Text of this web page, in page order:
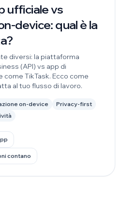
ufficiale vs
device: qual è la
diversi: la piattaforma
(API) vs app di
come TikTask. Ecco come
al tuo flusso di lavoro.
on-device
Privacy-first
contano